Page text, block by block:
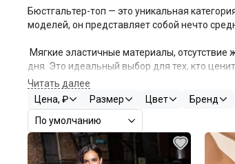
Бюстгальтер-топ — это уникальная
моделей, он представляет собой нечто
Мягкие эластичные материалы,
дня . Это идеальный выбор для тех, кто
Главная особенность бюстгальтеров-
эластаном или мягкий хлопок, они плотно
Многие модели оснащены съемными
образные вырезы на груди и спине делают
Цена, ₽ Размер Цвет Бренд